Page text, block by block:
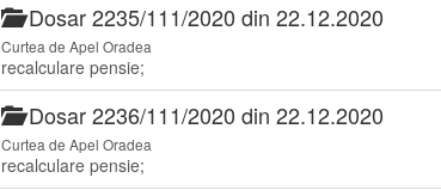
Dosar 2235/111/2020 din 22.12.2020
Curtea de Apel Oradea
recalculare pensie;
Dosar 2236/111/2020 din 22.12.2020
Curtea de Apel Oradea
recalculare pensie;